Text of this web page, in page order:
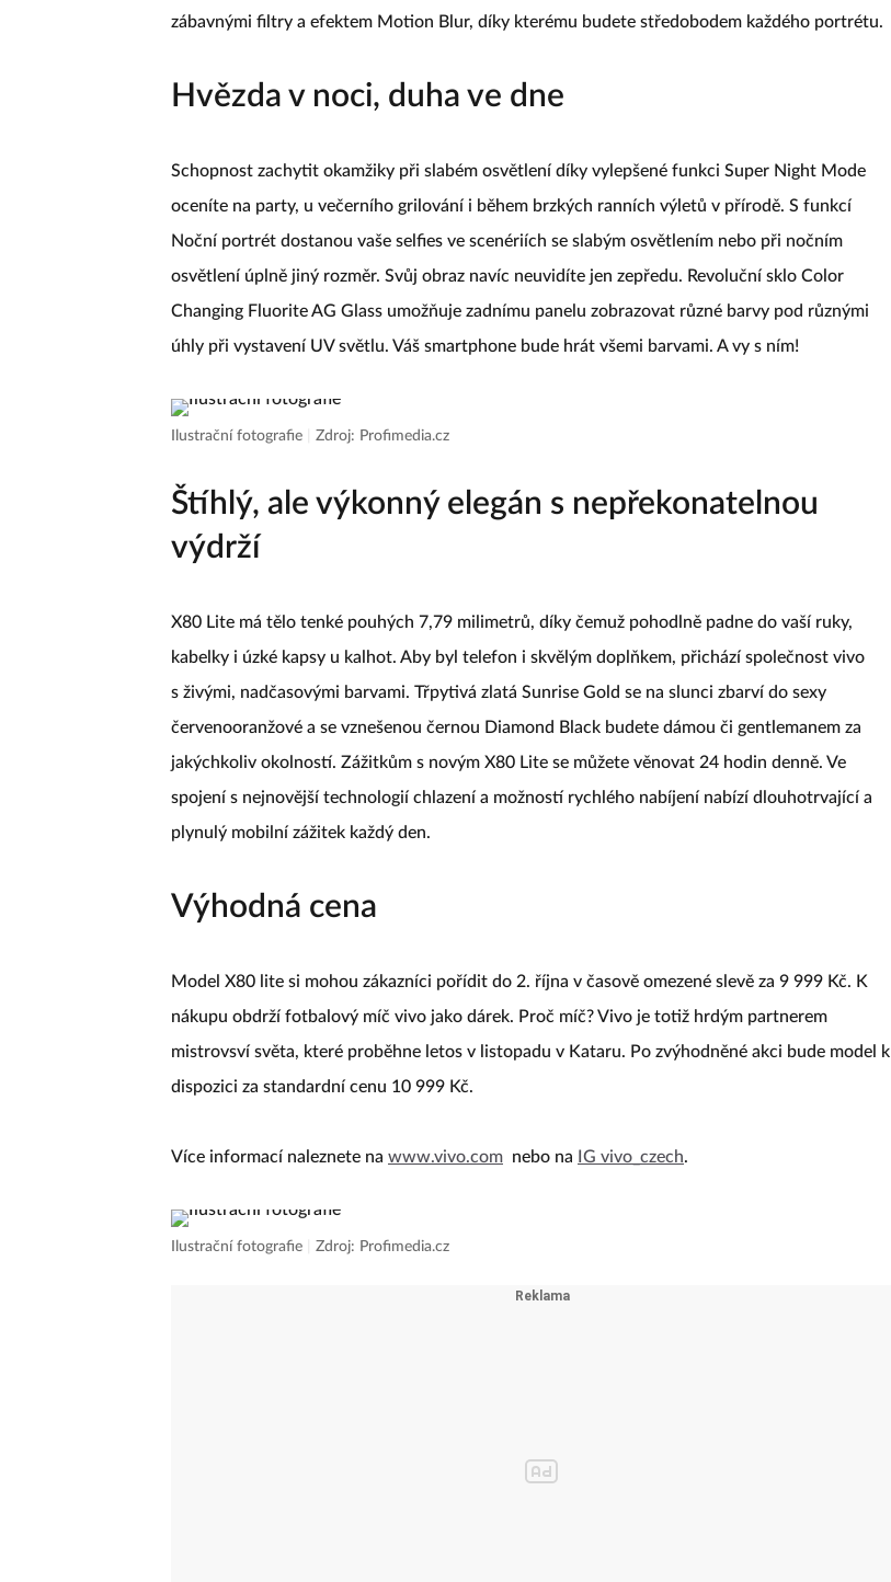
zábavnými filtry a efektem Motion Blur, díky kterému budete středobodem každého portrétu.
Hvězda v noci, duha ve dne
Schopnost zachytit okamžiky při slabém osvětlení díky vylepšené funkci Super Night Mode
oceníte na party, u večerního grilování i během brzkých ranních výletů v přírodě. S funkcí
Noční portrét dostanou vaše selfies ve scenériích se slabým osvětlením nebo při nočním
osvětlení úplně jiný rozměr. Svůj obraz navíc neuvidíte jen zepředu. Revoluční sklo Color
Changing Fluorite AG Glass umožňuje zadnímu panelu zobrazovat různé barvy pod různými
úhly při vystavení UV světlu. Váš smartphone bude hrát všemi barvami. A vy s ním!
Ilustrační fotografie Zdroj: Profimedia.cz
Štíhlý, ale výkonný elegán s nepřekonatelnou
výdrží
X80 Lite má tělo tenké pouhých 7,79 milimetrů, díky čemuž pohodlně padne do vaší ruky,
kabelky i úzké kapsy u kalhot. Aby byl telefon i skvělým doplňkem, přichází společnost vivo
s živými, nadčasovými barvami. Třpytivá zlatá Sunrise Gold se na slunci zbarví do sexy
červenooranžové a se vznešenou černou Diamond Black budete dámou či gentlemanem za
jakýchkoliv okolností. Zážitkům s novým X80 Lite se můžete věnovat 24 hodin denně. Ve
spojení s nejnovější technologií chlazení a možností rychlého nabíjení nabízí dlouhotrvající a
plynulý mobilní zážitek každý den.
Výhodná cena
Model X80 lite si mohou zákazníci pořídit do 2. října v časově omezené slevě za 9 999 Kč. K
nákupu obdrží fotbalový míč vivo jako dárek. Proč míč? Vivo je totiž hrdým partnerem
mistrovsví světa, které proběhne letos v listopadu v Kataru. Po zvýhodněné akci bude model k
dispozici za standardní cenu 10 999 Kč.
Více informací naleznete na www.vivo.com nebo na IG vivo_czech.
Ilustrační fotografie Zdroj: Profimedia.cz